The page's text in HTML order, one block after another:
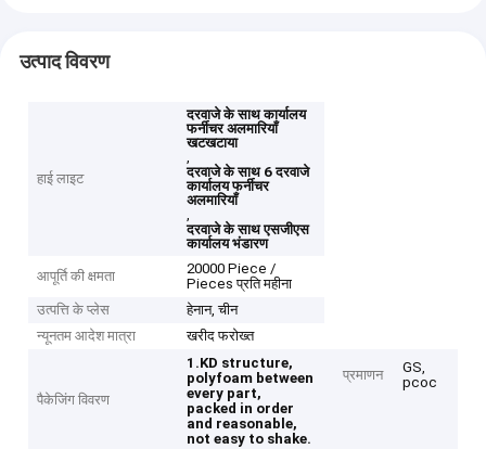
उत्पाद विवरण
हाई लाइट
दरवाजे के साथ कार्यालय
फर्नीचर अलमारियाँ
खटखटाया
,
दरवाजे के साथ 6 दरवाजे
कार्यालय फर्नीचर
अलमारियाँ
,
दरवाजे के साथ एसजीएस
कार्यालय भंडारण
आपूर्ति की क्षमता
20000 Piece /
Pieces प्रति महीना
उत्पत्ति के प्लेस
हेनान, चीन
न्यूनतम आदेश मात्रा
खरीद फरोख्त
पैकेजिंग विवरण
1.KD structure,
polyfoam between
every part,
packed in order
and reasonable,
not easy to shake.
प्रमाणन
GS,
pcoc